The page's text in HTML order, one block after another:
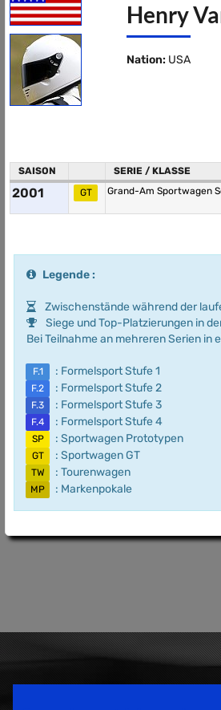
Henry
Nation: USA
SAISON SERIE / KLASSE
2001 GT Grand-Am Sportwagen
Legende :
Zwischenstände während der
Siege und Top-Platzierungen in
Bei Teilnahme an mehreren Serien
F.1 : Formelsport Stufe 1
F.2 : Formelsport Stufe 2
F.3 : Formelsport Stufe 3
F.4 : Formelsport Stufe 4
SP : Sportwagen Prototypen
GT : Sportwagen GT
TW : Tourenwagen
MP : Markenpokale